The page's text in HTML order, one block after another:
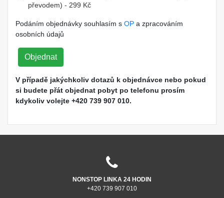
převodem) - 299 Kč
Podáním objednávky souhlasím s OP a zpracováním
osobních údajů
Objednat
V případě jakýchkoliv dotazů k objednávce nebo pokud
si budete přát objednat pobyt po telefonu prosím
kdykoliv volejte +420 739 907 010.
NONSTOP LINKA 24 HODIN
+420 739 907 010